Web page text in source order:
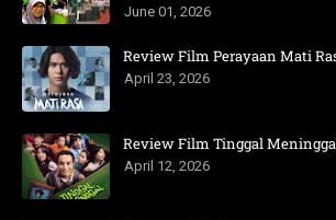
June 01, 2026
Review Film Perayaan Mati
April 23, 2026
Review Film Tinggal
April 12, 2026